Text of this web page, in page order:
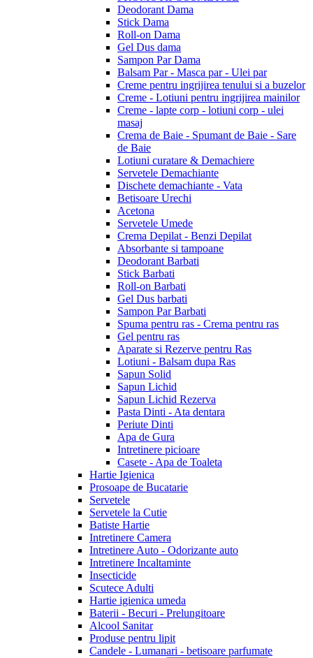
Deodorant Dama
Stick Dama
Roll-on Dama
Gel Dus dama
Sampon Par Dama
Balsam Par - Masca par - Ulei par
Creme pentru ingrijirea tenului si a buzelor
Creme - Lotiuni pentru ingrijirea mainilor
Creme - lapte corp - lotiuni corp - ulei
masaj
Crema de Baie - Spumant de Baie - Sare
de Baie
Lotiuni curatare & Demachiere
Servetele Demachiante
Dischete demachiante - Vata
Betisoare Urechi
Acetona
Servetele Umede
Crema Depilat - Benzi Depilat
Absorbante si tampoane
Deodorant Barbati
Stick Barbati
Roll-on Barbati
Gel Dus barbati
Sampon Par Barbati
Spuma pentru ras - Crema pentru ras
Gel pentru ras
Aparate si Rezerve pentru Ras
Lotiuni - Balsam dupa Ras
Sapun Solid
Sapun Lichid
Sapun Lichid Rezerva
Pasta Dinti - Ata dentara
Periute Dinti
Apa de Gura
Intretinere picioare
Casete - Apa de Toaleta
Hartie Igienica
Prosoape de Bucatarie
Servetele
Servetele la Cutie
Batiste Hartie
Intretinere Camera
Intretinere Auto - Odorizante auto
Intretinere Incaltaminte
Insecticide
Scutece Adulti
Hartie igienica umeda
Baterii - Becuri - Prelungitoare
Alcool Sanitar
Produse pentru lipit
Candele - Lumanari - betisoare parfumate